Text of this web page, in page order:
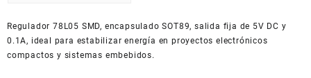
American Dollar
Regulador 78L05 SMD, encapsulado SOT89, salida fija de 5V DC y
0.1A, ideal para estabilizar energía en proyectos electrónicos
compactos y sistemas embebidos.